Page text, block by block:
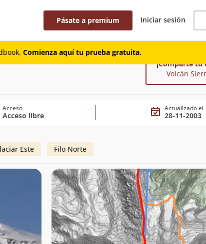
Pásate a premium Iniciar sesión
Comienza aquí tu prueba gratuita.
¡Comparte
Volcán
Acceso
Acceso libre
Actualizado el
28-11-2003
Este Filo Norte